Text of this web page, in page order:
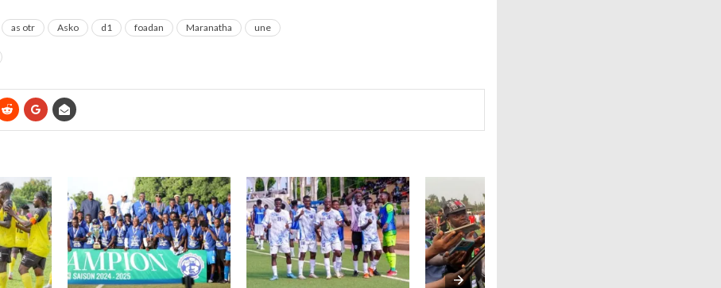
as otr Asko d1 foadan Maranatha une